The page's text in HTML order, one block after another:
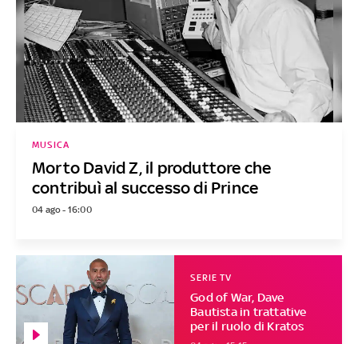
Morto David Z, il produttore che
contribuì al successo di Prince
MUSICA
04 ago - 16:00
God of War, Dave
Bautista in trattative
per il ruolo di Kratos
SERIE TV